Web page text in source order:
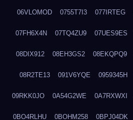
06VLOMOD 0755T7I3 077IRTEG
07FH6X4N 07TQ4ZU9 07UES9ES
08DIX912 08EH3GS2 08EKQPQ9
08R2TE13 091V6YQE 0959345H
09RKK0JO 0A54G2WE 0A7RXWXI
0BO4RLHU 0BOHM258 0BPJ04DK